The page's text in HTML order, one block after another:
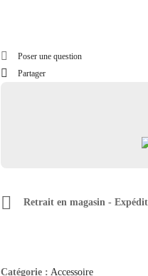
Poser une question
Partager
Retrait en magasin -
Catégorie : Accessoire